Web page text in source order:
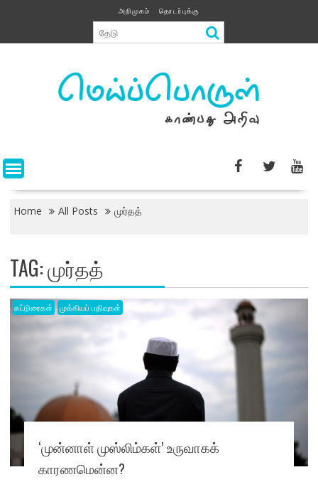
content
அறிமுகம் தொடர்புக்கு
Home All Posts முர்தத்
TAG:முர்தத்
கட்டுரைகள் முக்கியப் பதிவுகள்
‘முன்னாள் முஸ்லிம்கள்’ உருவாகக்
காரணமென்ன?